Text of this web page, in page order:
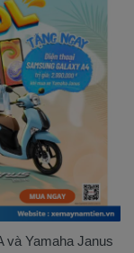
và Yamaha Janus